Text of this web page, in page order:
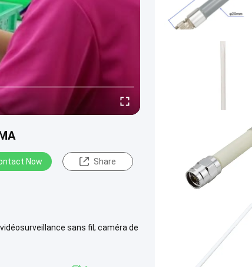
Now Share
sans fil; caméra de